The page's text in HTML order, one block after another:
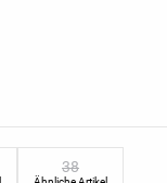
38